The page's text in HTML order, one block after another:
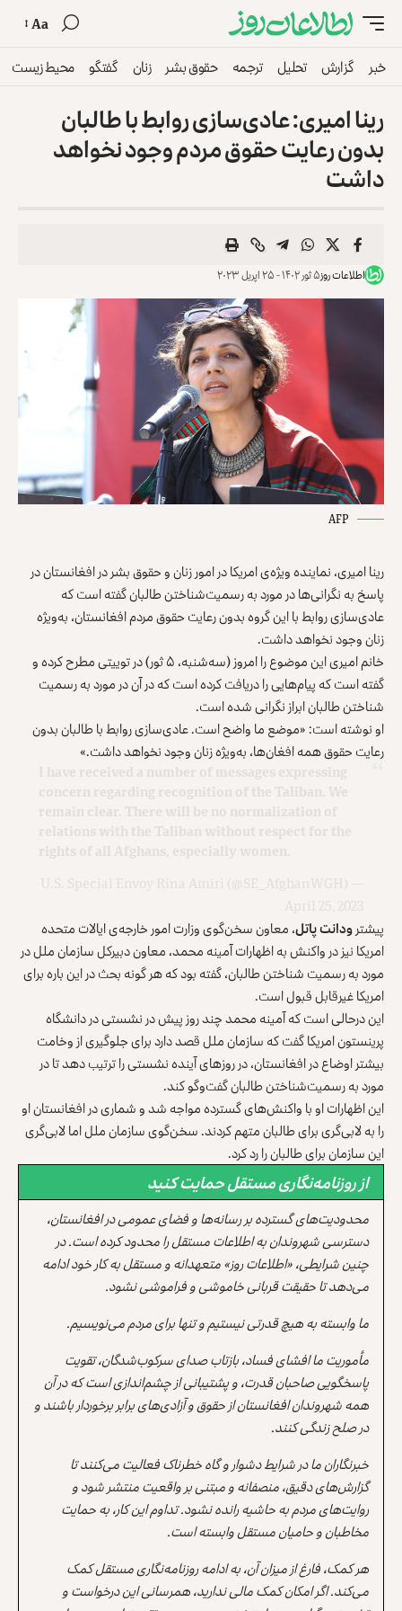
Aa
خبر گزارش تحلیل ترجمه حقوق بشر زنان گفتگو محیط زیست
رینا امیری: عادی‌سازی روابط با طالبان
بدون رعایت حقوق مردم وجود نخواهد
داشت
اطلاعات روز۵ ثور ۱۴۰۲ - ۲۵ اپریل ۲۰۲۳
AFP
رینا امیری، نماینده ویژه‌ی امریکا در امور زنان و حقوق بشر در افغانستان در
پاسخ به نگرانی‌ها در مورد به رسمیت‌شناختن طالبان گفته است که
عادی‌سازی روابط با این گروه بدون رعایت حقوق مردم افغانستان، به‌ویژه
زنان وجود نخواهد داشت.
خانم امیری این موضوع را امروز (سه‌شنبه، ۵ ثور) در توییتی مطرح کرده و
گفته است که پیام‌هایی را دریافت کرده است که در آن در مورد به رسمیت
شناختن طالبان ابراز نگرانی شده است.
او نوشته است: «موضع ما واضح است. عادی‌سازی روابط با طالبان بدون
رعایت حقوق همه افغان‌ها، به‌ویژه زنان وجود نخواهد داشت.»
پیشترودانت پاتل، معاون سخن‌گوی وزارت امور خارجه‌ی ایالات متحده
امریکا نیز در واکنش به اظهارات آمینه محمد، معاون دبیرکل سازمان ملل در
مورد به رسمیت شناختن طالبان، گفته بود که هر گونه بحث در این باره برای
امریکا غیرقابل قبول است.
این درحالی است که آمینه محمد چند روز پیش در نشستی در دانشگاه
پرینستون امریکا گفت که سازمان ملل قصد دارد برای جلوگیری از وخامت
بیشتر اوضاع در افغانستان، در روزهای آینده نشستی را ترتیب دهد تا در
مورد به رسمیت‌شناختن طالبان گفت‌وگو کند.
این اظهارات او با واکنش‌های گسترده مواجه شد و شماری در افغانستان او
را به لابی‌گری برای طالبان متهم کردند. سخن‌گوی سازمان ملل اما لابی‌گری
این سازمان برای طالبان را رد کرد.
از روزنامه‌نگاری مستقل حمایت کنید
محدودیت‌های گسترده بر رسانه‌ها و فضای عمومی در افغانستان،
دسترسی شهروندان به اطلاعات مستقل را محدود کرده است. در
چنین شرایطی، «اطلاعات روز» متعهدانه و مستقل به کار خود ادامه
می‌دهد تا حقیقت قربانی خاموشی و فراموشی نشود.
ما وابسته به هیچ قدرتی نیستیم و تنها برای مردم می‌نویسیم.
مأموریت ما افشای فساد، بازتاب صدای سرکوب‌شدگان، تقویت
پاسخگویی صاحبان قدرت، و پشتیبانی از چشم‌اندازی است که در آن
همه شهروندان افغانستان از حقوق و آزادی‌های برابر برخوردار باشند و
در صلح زندگی کنند.
خبرنگاران ما در شرایط دشوار و گاه خطرناک فعالیت می‌کنند تا
گزارش‌های دقیق، منصفانه و مبتنی بر واقعیت منتشر شود و
روایت‌های مردم به حاشیه رانده نشود. تداوم این کار، به حمایت
مخاطبان و حامیان مستقل وابسته است.
هر کمک، فارغ از میزان آن، به ادامه روزنامه‌نگاری مستقل کمک
می‌کند. اگر امکان کمک مالی ندارید، همرسانی این درخواست و